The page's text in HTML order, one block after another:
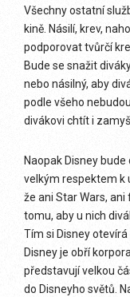
Všechny ostatní
kině. Násilí, krev,
podporovat tvůrčí
Bude se snažit
nebo násilný, aby
podle všeho
divákovi chtít i
Naopak Disney
velkým respektem k
že ani Star Wars,
tomu, aby u nich
Tím si Disney
Disney je obří
představují velkou
do Disneyho světů.